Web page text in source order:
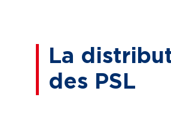
La
des PSL